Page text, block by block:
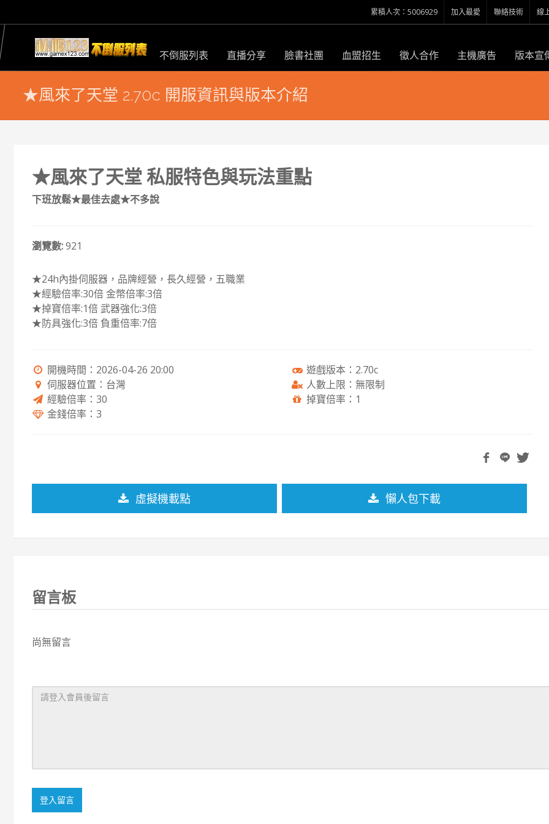
累積人次：5006929 加入最愛 聯絡技術 線
不倒服列表 直播分享 臉書社團 血盟招生 徵人合作 主機廣告 版本宣
★風來了天堂 2.70c 開服資訊與版本介紹
★風來了天堂 私服特色與玩法重點
下班放鬆★最佳去處★不多說
瀏覽數:921
★24h內掛伺服器，品牌經營，長久經營，五職業
★經驗倍率:30倍 金幣倍率:3倍
★掉寶倍率:1倍 武器強化:3倍
★防具強化:3倍 負重倍率:7倍
開機時間：2026-04-26 20:00
遊戲版本：2.70c
伺服器位置：台灣
人數上限：無限制
經驗倍率：30
掉寶倍率：1
金錢倍率：3
虛擬機載點 懶人包下載
留言板
尚無留言
登入留言